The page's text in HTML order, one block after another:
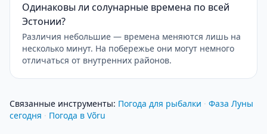
Одинаковы ли солунарные времена по всей
Эстонии?
Различия небольшие — времена меняются лишь на
несколько минут. На побережье они могут немного
отличаться от внутренних районов.
Связанные инструменты: Погода для рыбалки · Фаза Луны
сегодня · Погода в Võru